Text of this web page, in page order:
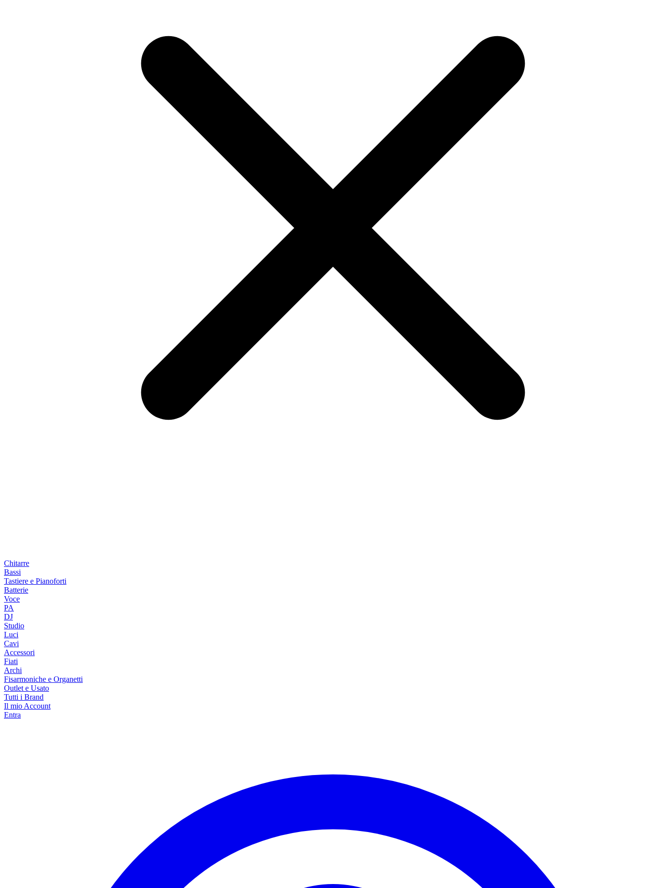
Chitarre
Bassi
Tastiere e Pianoforti
Batterie
Voce
PA
DJ
Studio
Luci
Cavi
Accessori
Fiati
Archi
Fisarmoniche e Organetti
Outlet e Usato
Tutti i Brand
Il mio Account
Entra